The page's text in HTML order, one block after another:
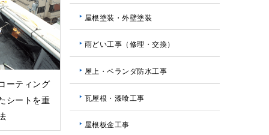
ーティング
シートを重
屋根塗装・外壁塗装
雨どい工事（修理・交換）
屋上・ベランダ防水工事
瓦屋根・漆喰工事
屋根板金工事